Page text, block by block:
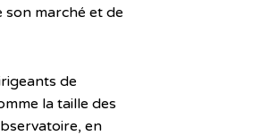
son marché et de
de
la taille des
en